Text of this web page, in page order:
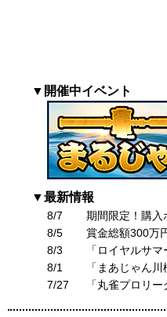
▼開催中イベント
▼最新情報
8/7
期間限定！購入
8/5
賞金総額300万
8/3
「ロイヤルサ
8/1
「まあじゃん
7/27
「丸雀プロリ